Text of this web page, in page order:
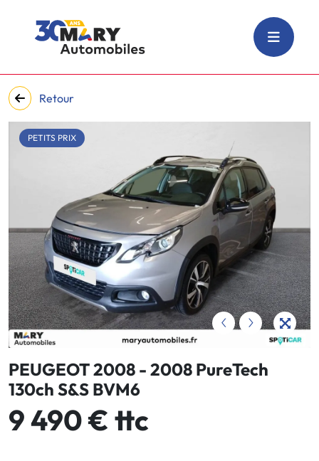
Retour
‹ ›
PETITS PRIX
PEUGEOT 2008 - 2008 PureTech
130ch S&S BVM6
9 490 € ttc